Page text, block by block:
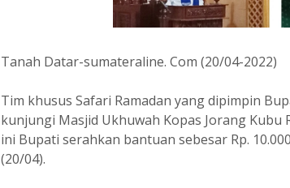
Tanah Datar-sumateraline. Com (20/04-2022)
Tim khusus Safari Ramadan yang dipimpin
kunjungi Masjid Ukhuwah Kopas Jorang Kubu
ini Bupati serahkan bantuan sebesar Rp.
(20/04).